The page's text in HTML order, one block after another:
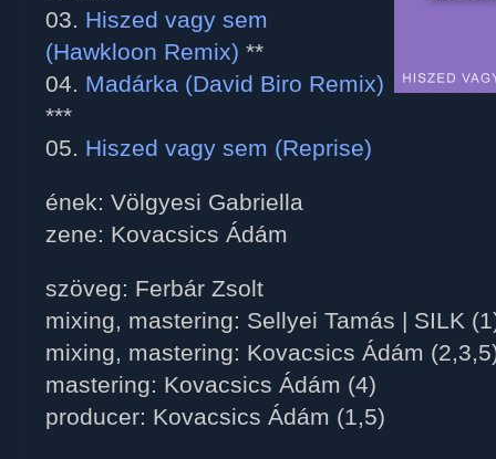
03. Hiszed vagy sem
(Hawkloon Remix) **
04. Madárka (David Biro Remix)
***
05. Hiszed vagy sem (Reprise)
ének: Völgyesi Gabriella
zene: Kovacsics Ádám
szöveg: Ferbár Zsolt
mixing, mastering: Sellyei Tamás | SILK
mixing, mastering: Kovacsics Ádám
mastering: Kovacsics Ádám (4)
producer: Kovacsics Ádám (1,5)